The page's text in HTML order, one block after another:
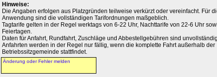
Hinweise:
Die Angaben erfolgen aus Platzgründen teilweise verkürzt oder vereinfacht. Für
Anwendung sind die vollständigen Tarifordnungen maßgeblich.
Tagtarife gelten in der Regel werktags von 6-22 Uhr, Nachttarife von 22-6 Uhr
Feiertagen.
Daten für Anfahrt, Rundfahrt, Zuschläge und Abbestellgebühren sind
Anfahrten werden in der Regel nur fällig, wenn die komplette Fahrt außerhalb der
Betriebssitzgemeinde stattfindet.
Änderung oder Fehler melden